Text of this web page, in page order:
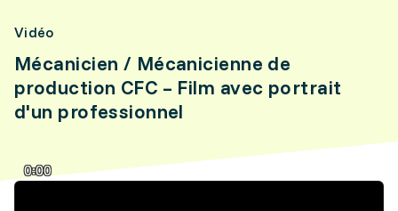
Vidéo
Mécanicien / Mécanicienne de
production CFC – Film avec portrait
d'un professionnel
0:00